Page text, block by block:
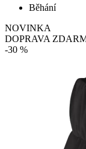
Běhání
NOVINKA
DOPRAVA
-30 %